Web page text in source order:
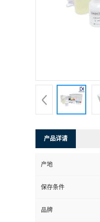
产品详请
产地
保存条件
品牌